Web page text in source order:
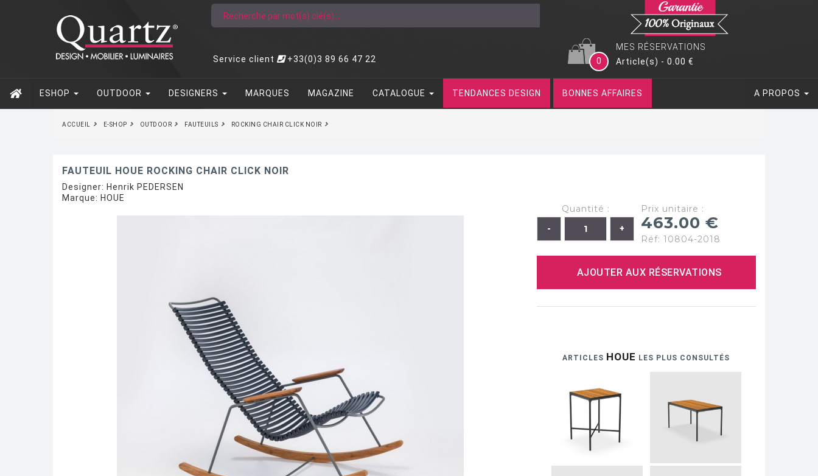
Service client +33(0)3 89 66 47 22
MES RÉSERVATIONS
0
Article(s) - 0.00 €
ESHOP OUTDOOR DESIGNERS MARQUES MAGAZINE CATALOGUE TENDANCES DESIGN BONNES AFFAIRES A PROPOS
ACCUEIL E-SHOP OUTDOOR FAUTEUILS ROCKING CHAIR CLICK NOIR
FAUTEUIL HOUE ROCKING CHAIR CLICK NOIR
Designer: Henrik PEDERSEN
Marque: HOUE
Quantité : Prix unitaire :
463.00 €
Réf: 10804-2018
AJOUTER AUX RÉSERVATIONS
ARTICLES HOUE LES PLUS CONSULTÉS